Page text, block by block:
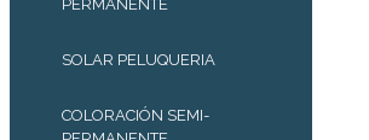
PERMANENTE
SOLAR PELUQUERIA
COLORACIÓN SEMI-